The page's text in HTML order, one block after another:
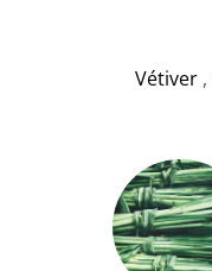
Vétiver ,